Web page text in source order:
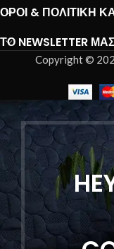
ΌΡΟΙ & ΠΟΛΙΤΙΚΉ
ΤΟ NEWSLETTER
Copyright ©